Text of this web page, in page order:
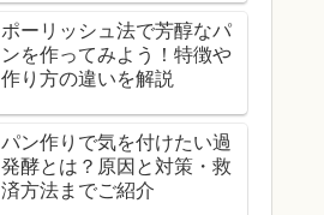
ポーリッシュ法で芳醇なパ
ンを作ってみよう！特徴や
作り方の違いを解説
パン作りで気を付けたい過
発酵とは？原因と対策・救
済方法までご紹介